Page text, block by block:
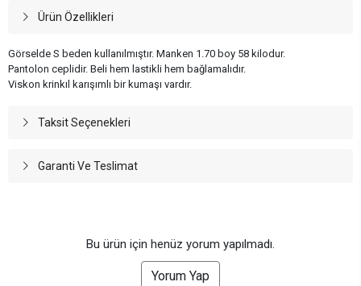
Ürün Özellikleri
Görselde S beden kullanılmıştır. Manken 1.70 boy 58 kilodur.
Pantolon ceplidir. Beli hem lastikli hem bağlamalıdır.
Viskon krinkıl karışımlı bir kumaşı vardır.
Taksit Seçenekleri
Garanti Ve Teslimat
Bu ürün için henüz yorum yapılmadı.
Yorum Yap